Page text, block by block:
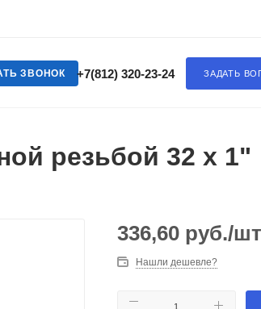
ЗАДАТЬ
+7(812) 320-23-24
ЗВОНОК
резьбой 32 x 1"
336,60 руб./шт
Нашли дешевле?